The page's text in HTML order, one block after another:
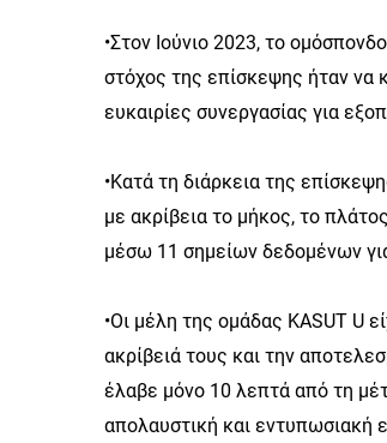
•Στον Ιούνιο 2023, το
στόχος της επίσκεψης ήταν να
ευκαιρίες συνεργασίας για
•Κατά τη διάρκεια της
με ακρίβεια το μήκος, το
μέσω 11 σημείων δεδομένων
•Οι μέλη της ομάδας KASUT U
ακρίβειά τους και την
έλαβε μόνο 10 λεπτά από τη
απολαυστική και εντυπωσιακή